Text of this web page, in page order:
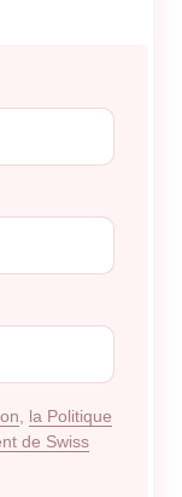
la Politique
de Swiss